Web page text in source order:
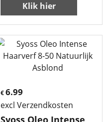
Klik hier
€6.99
excl Verzendkosten
Syoss Oleo Intense